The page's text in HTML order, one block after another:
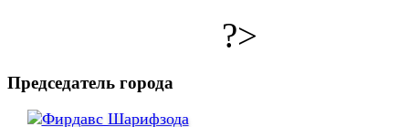
?>
Председатель города